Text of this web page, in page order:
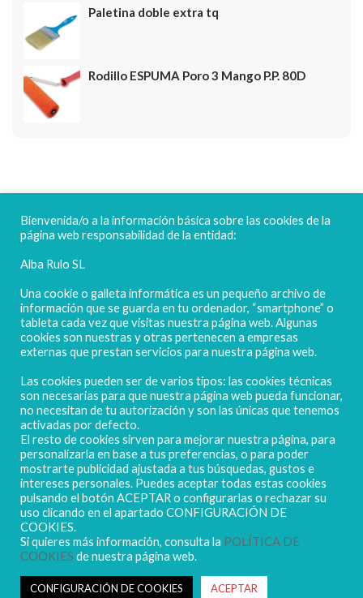
Paletina doble extra tq
Rodillo ESPUMA Poro 3 Mango P.P. 80D
FELICES FIESTAS
POLIGONO CAMPORROSO P-D, Nº4
02520 - CHINCHILLA DE MONTEARAGÓN
(ALBACETE) Spain
Tel. + 34 967 218 812 - info@abr.com.es
Copyright ALBARULO © 2020 | Todos los derechos reservados
Sus datos seguros
Bienvenida/o a la información básica sobre las cookies de la
página web responsabilidad de la entidad:
Alba Rulo SL
Una cookie o galleta informática es un pequeño archivo de
información que se guarda en tu ordenador, “smartphone” o
tableta cada vez que visitas nuestra página web. Algunas
cookies son nuestras y otras pertenecen a empresas
externas que prestan servicios para nuestra página web.
Las cookies pueden ser de varios tipos: las cookies técnicas
son necesarias para que nuestra página web pueda funcionar,
no necesitan de tu autorización y son las únicas que tenemos
activadas por defecto.
El resto de cookies sirven para mejorar nuestra página, para
personalizarla en base a tus preferencias, o para poder
mostrarte publicidad ajustada a tus búsquedas, gustos e
intereses personales. Puedes aceptar todas estas cookies
pulsando el botón ACEPTAR o configurarlas o rechazar su
uso clicando en el apartado CONFIGURACIÓN DE
COOKIES.
Si quieres más información, consulta la POLÍTICA DE
COOKIES de nuestra página web.
CONFIGURACIÓN DE COOKIES ACEPTAR